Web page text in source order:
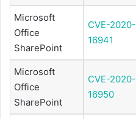
Microsoft
Office
SharePoint
CVE-2020-
16941
Microsoft
Office
SharePoint
CVE-2020-
16950